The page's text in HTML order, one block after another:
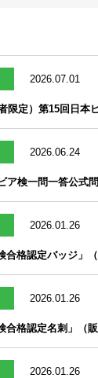
2026.07.01
2026.06.24
2026.01.26
2026.01.26
2026.01.26